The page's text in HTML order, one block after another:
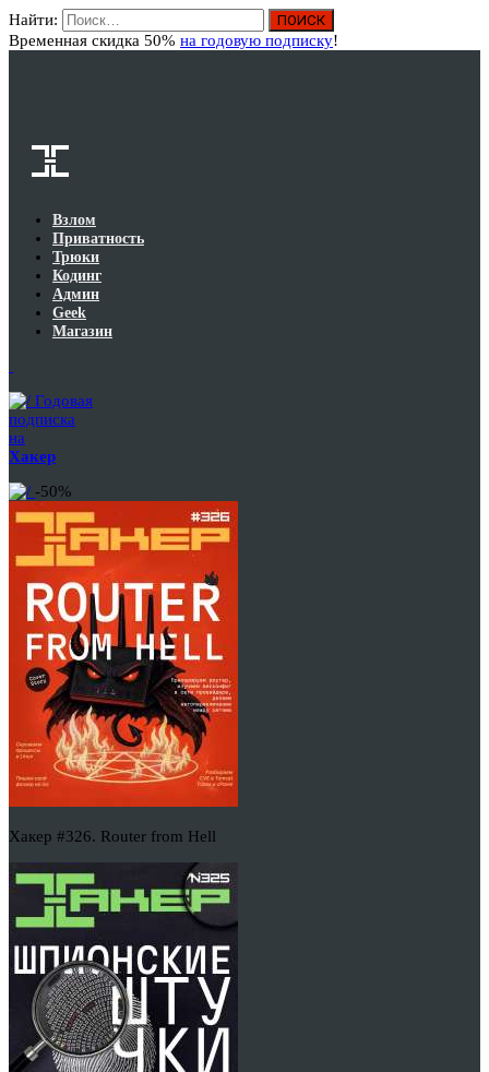
Найти:
Временная скидка 50% на годовую подписку!
Взлом
Приватность
Трюки
Кодинг
Админ
Geek
Магазин
Годовая
подписка
на
Хакер
-50%
Хакер #326. Router from Hell